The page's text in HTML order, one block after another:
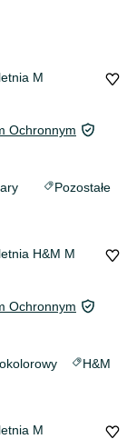
M
Ochronnym
Pozostałe
H&M M
Ochronnym
H&M
M